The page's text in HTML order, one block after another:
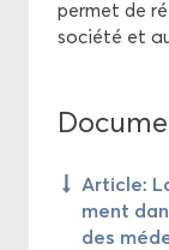
per­met de
so­cié­té et
Ar­ticle:
ment
des